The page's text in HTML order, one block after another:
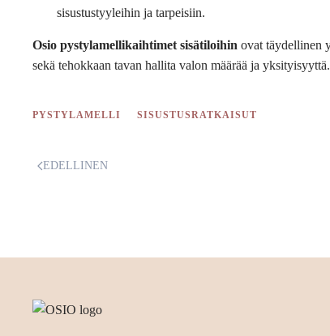
sisustustyyleihin ja tarpeisiin.
Osio pystylamellikaihtimet sisätiloihin ovat täydellinen
sekä tehokkaan tavan hallita valon määrää ja yksityisyyttä.
PYSTYLAMELLI SISUSTUSRATKAISUT
EDELLINEN